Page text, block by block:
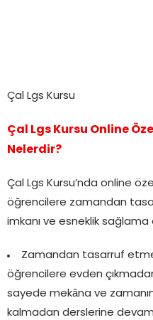
Çal Lgs Kursu
Çal Lgs Kursu Online
Nelerdir?
Çal Lgs Kursu’nda online
öğrencilere zamandan
imkanı ve esneklik sağlama
Zamandan tasarruf
öğrencilere evden
sayede mekâna ve zamanın
kalmadan derslerine